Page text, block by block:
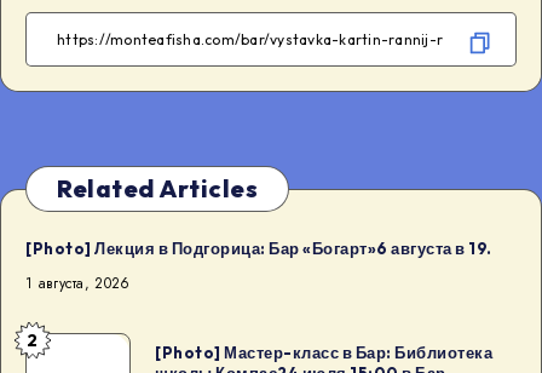
Facebook
Twitter
TelegramWhatsApp
Related Articles
[Photo] Лекция в Подгорица: Бар «Богарт»6 августа в 19.
1 августа, 2026
[Photo]
2
[Photo] Мастер-класс в Бар: Библиотека